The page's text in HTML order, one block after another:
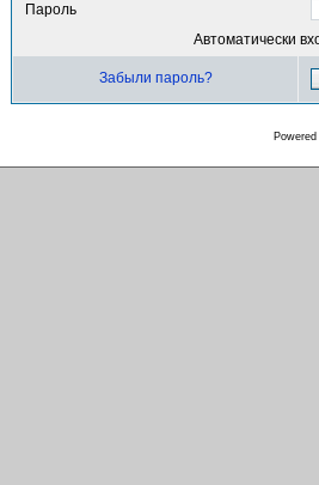
Пароль
Автоматически
Забыли пароль?